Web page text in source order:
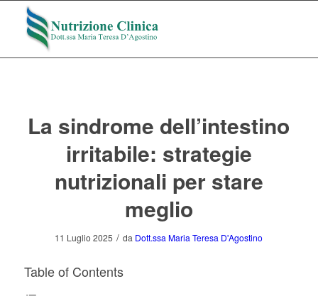
La sindrome dell’intestino
irritabile: strategie
nutrizionali per stare
meglio
11 Luglio 2025 / da Dott.ssa Maria Teresa D'Agostino
Table of Contents